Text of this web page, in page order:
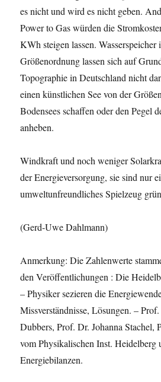
es nicht und wird es nicht geben.
Power to Gas würden die
KWh steigen lassen.
Größenordnung lassen sich auf
Topographie in Deutschland nicht
einen künstlichen See von der
Bodensees schaffen oder den Pegel
anheben.
Windkraft und noch weniger
der Energieversorgung, sie sind nur
umweltunfreundliches Spielzeug
(Gerd-Uwe Dahlmann)
Anmerkung: Die Zahlenwerte
den Veröffentlichungen : Die
– Physiker sezieren die
Missverständnisse, Lösungen. –
Dubbers, Prof. Dr. Johanna
vom Physikalischen Inst. Heidelberg
Energiebilanzen.